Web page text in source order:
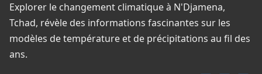
Explorer le changement climatique à N'Djamena,
Tchad, révèle des informations fascinantes sur les
modèles de température et de précipitations au fil des
ans.